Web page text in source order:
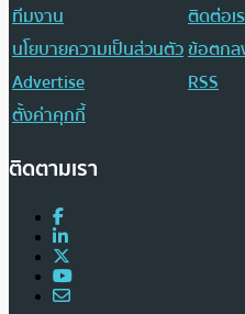
ทีมงาน
ติดต่อเ
นโยบายความเป็นส่วนตัวข้อตกล
Advertise
RSS
ตั้งค่าคุกกี้
ติดตามเรา